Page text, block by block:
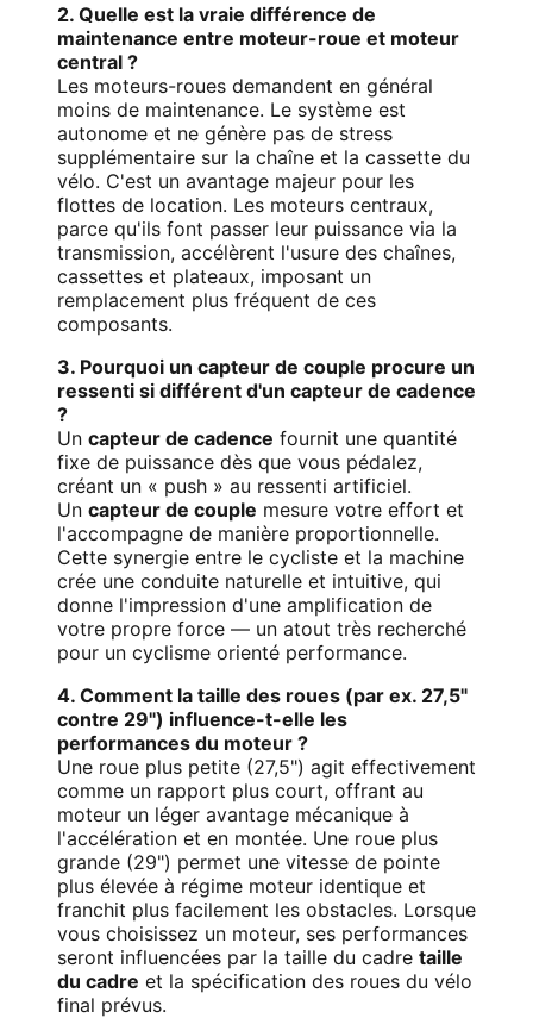
2. Quelle est la vraie différence de
maintenance entre moteur-roue et moteur
central ?
Les moteurs-roues demandent en général
moins de maintenance. Le système est
autonome et ne génère pas de stress
supplémentaire sur la chaîne et la cassette du
vélo. C'est un avantage majeur pour les
flottes de location. Les moteurs centraux,
parce qu'ils font passer leur puissance via la
transmission, accélèrent l'usure des chaînes,
cassettes et plateaux, imposant un
remplacement plus fréquent de ces
composants.
3. Pourquoi un capteur de couple procure un
ressenti si différent d'un capteur de cadence
?
Un capteur de cadence fournit une quantité
fixe de puissance dès que vous pédalez,
créant un « push » au ressenti artificiel.
Un capteur de couple mesure votre effort et
l'accompagne de manière proportionnelle.
Cette synergie entre le cycliste et la machine
crée une conduite naturelle et intuitive, qui
donne l'impression d'une amplification de
votre propre force — un atout très recherché
pour un cyclisme orienté performance.
4. Comment la taille des roues (par ex. 27,5"
contre 29") influence-t-elle les
performances du moteur ?
Une roue plus petite (27,5") agit effectivement
comme un rapport plus court, offrant au
moteur un léger avantage mécanique à
l'accélération et en montée. Une roue plus
grande (29") permet une vitesse de pointe
plus élevée à régime moteur identique et
franchit plus facilement les obstacles. Lorsque
vous choisissez un moteur, ses performances
seront influencées par la taille du cadre taille
du cadre et la spécification des roues du vélo
final prévus.